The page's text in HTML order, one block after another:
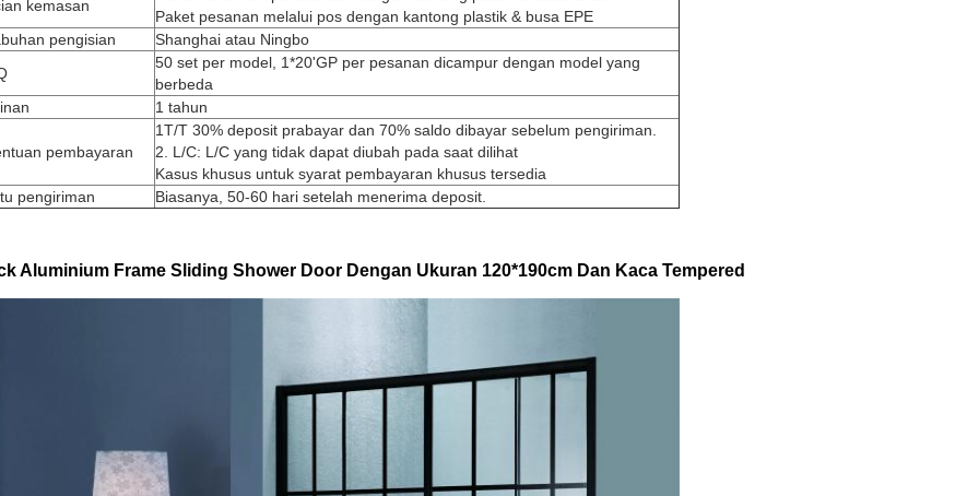
kemasan
Paket pesanan melalui pos dengan kantong plastik & busa EPE
pengisian
Shanghai atau Ningbo
50 set per model, 1*20'GP per pesanan dicampur dengan model yang
berbeda
1 tahun
pembayaran
1T/T 30% deposit prabayar dan 70% saldo dibayar sebelum pengiriman.
2. L/C: L/C yang tidak dapat diubah pada saat dilihat
Kasus khusus untuk syarat pembayaran khusus tersedia
pengiriman
Biasanya, 50-60 hari setelah menerima deposit.
Aluminium Frame Sliding Shower Door Dengan Ukuran 120*190cm Dan Kaca Tempered